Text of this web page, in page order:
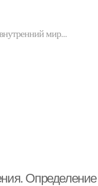
мир...
Определение